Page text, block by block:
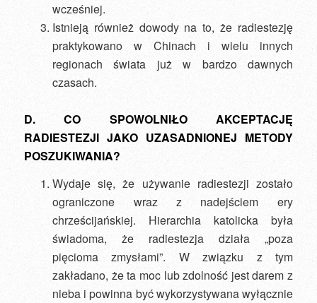
wcześniej.
Istnieją również dowody na to, że radiestezję
praktykowano w Chinach i wielu innych
regionach świata już w bardzo dawnych
czasach.
D. CO SPOWOLNIŁO AKCEPTACJĘ
RADIESTEZJI JAKO UZASADNIONEJ METODY
POSZUKIWANIA?
Wydaje się, że używanie radiestezji zostało
ograniczone wraz z nadejściem ery
chrześcijańskiej. Hierarchia katolicka była
świadoma, że radiestezja działa „poza
pięcioma zmysłami”. W związku z tym
zakładano, że ta moc lub zdolność jest darem z
nieba i powinna być wykorzystywana wyłącznie